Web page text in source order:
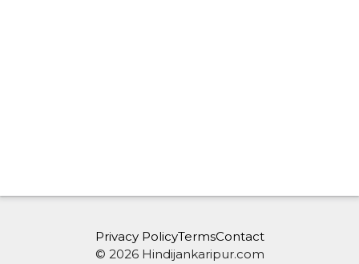
© 2026 Hindijankaripur.com
Privacy PolicyTermsContact